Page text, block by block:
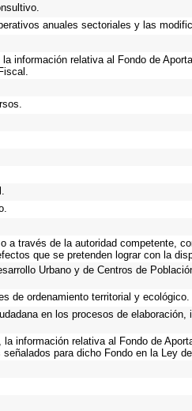
anuales sectoriales y las
información relativa al Fondo de
través de la autoridad competente,
que se pretenden lograr con la
Urbano y de Centros de
de ordenamiento territorial y ecológico.
en los procesos de
información relativa al Fondo de
para dicho Fondo en la Ley